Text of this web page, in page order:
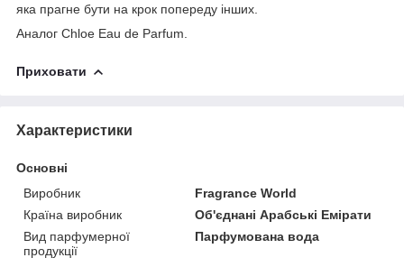
яка прагне бути на крок попереду інших.
Аналог Chloe Eau de Parfum.
Приховати
Характеристики
Основні
Виробник
Fragrance World
Країна виробник
Об'єднані Арабські Емірати
Вид парфумерної
продукції
Парфумована вода